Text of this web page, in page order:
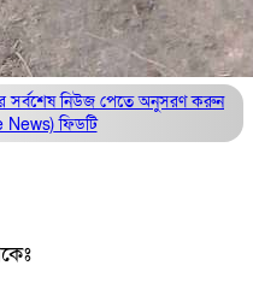
নিউজ পেতে অনুসরণ করুন
News)ফিডটি